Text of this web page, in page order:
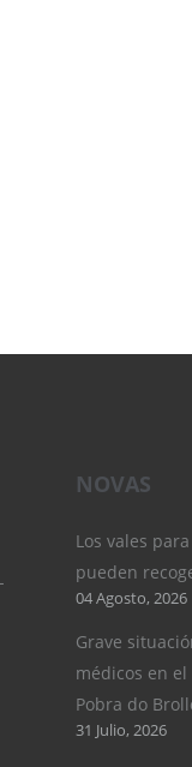
NOVAS
Los vales
pueden
04 Agosto, 2026
Grave
médicos en
Pobra do
31 Julio, 2026